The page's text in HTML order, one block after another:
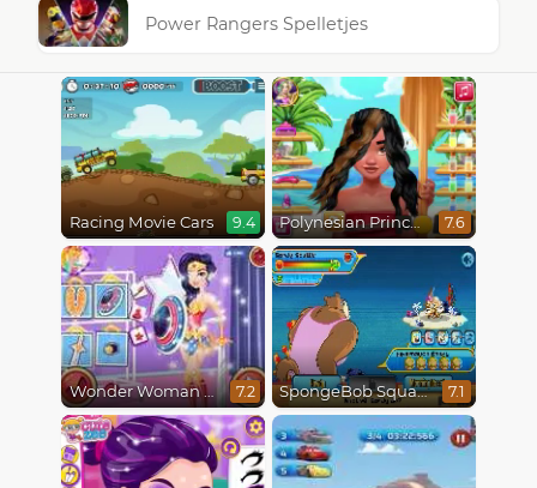
Power Rangers Spelletjes
Racing Movie Cars 9.4 Polynesian Princess Real Haircuts 7.6
Wonder Woman Fashion Event 7.2 SpongeBob SquarePants : Monster Island Adventures 7.1